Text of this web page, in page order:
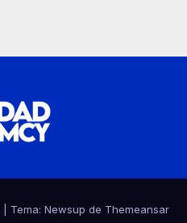
Tema: Newsup de Themeansar